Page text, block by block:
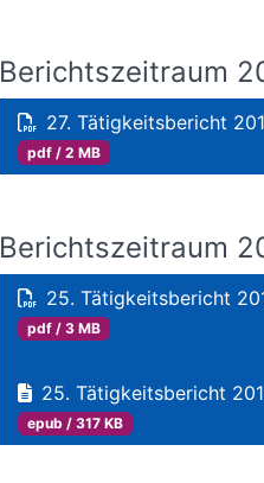
Berichtszeitraum
27. Tätigkeitsbericht
pdf / 2 MB
Berichtszeitraum
25. Tätigkeitsbericht
pdf / 3 MB
25. Tätigkeitsbericht
epub / 317 KB